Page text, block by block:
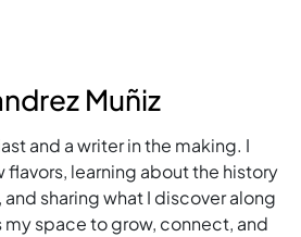
Muñiz
and a writer in the making. I
flavors, learning about the history
sharing what I discover along
my space to grow, connect, and